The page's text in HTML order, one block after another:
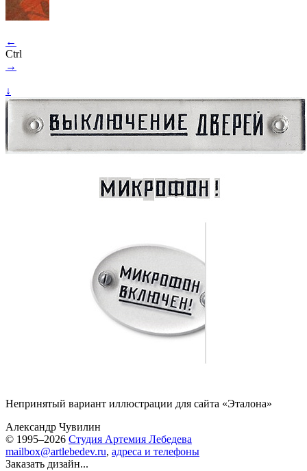
←
Ctrl
→
↓
Непринятый вариант иллюстрации для сайта «Эталона»
Александр Чувилин
© 1995–2026 Студия Артемия Лебедева
mailbox@artlebedev.ru, адреса и телефоны
Заказать дизайн...